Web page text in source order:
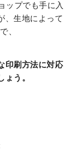
ップでも手に入
、生地によって
、
印刷方法に対応
ょう。